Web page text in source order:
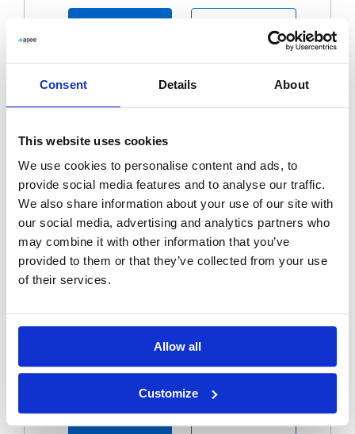
Consent Details About
This website uses cookies
We use cookies to personalise content and ads, to
provide social media features and to analyse our traffic.
We also share information about your use of our site with
our social media, advertising and analytics partners who
may combine it with other information that you’ve
provided to them or that they’ve collected from your use
of their services.
Allow all
Customize
Pobierz
finansowe Grupy Kapitaowej
ASEE za 2008 rok
Zobacz Pobierz
Zacznik do dokumentu
ofertowego ASEE
Zobacz Pobierz